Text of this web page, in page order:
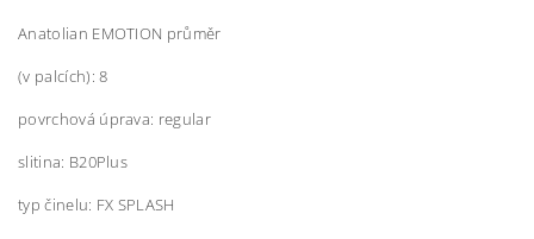
Anatolian EMOTION průměr
(v palcích): 8
povrchová úprava: regular
slitina: B20Plus
typ činelu: FX SPLASH